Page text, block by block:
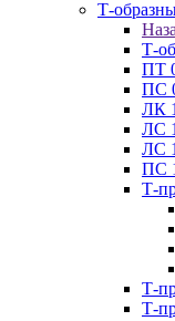
Т-
Т-
ПТ
ПС
ЛК
ЛС
ЛС
ПС
Т-
Т-
Т-